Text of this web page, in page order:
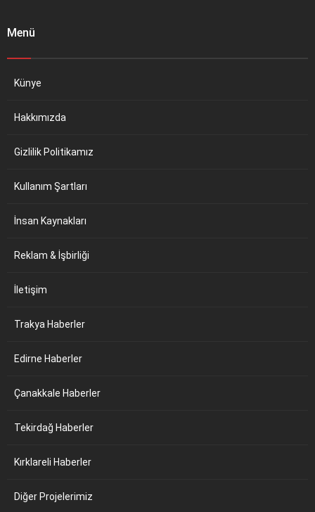
Menü
Künye
Hakkımızda
Gizlilik Politikamız
Kullanım Şartları
İnsan Kaynakları
Reklam & İşbirliği
İletişim
Trakya Haberler
Edirne Haberler
Çanakkale Haberler
Tekirdağ Haberler
Kırklareli Haberler
Diğer Projelerimiz